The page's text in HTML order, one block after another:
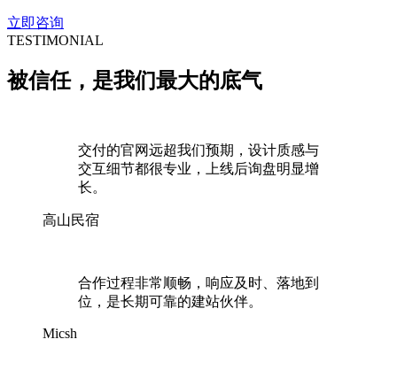
立即咨询
TESTIMONIAL
被信任，是我们最大的底气
交付的官网远超我们预期，设计质感与
交互细节都很专业，上线后询盘明显增
长。
高山民宿
合作过程非常顺畅，响应及时、落地到
位，是长期可靠的建站伙伴。
Micsh